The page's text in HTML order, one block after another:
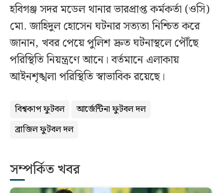
হবিগঞ্জ সদর মডেল থানার ভারপ্রাপ্ত কর্মকর্তা (ওসি)
মো. জাহিদুল হোসেন ঘটনার সত্যতা নিশ্চিত করে
জানান, খবর পেয়ে পুলিশ দ্রুত ঘটনাস্থলে পৌঁছে
পরিস্থিতি নিয়ন্ত্রণে আনে। বর্তমানে এলাকায়
আইনশৃঙ্খলা পরিস্থিতি স্বাভাবিক রয়েছে।
বিশ্বকাপ ফুটবল
আর্জেন্টিনা ফুটবল দল
ব্রাজিল ফুটবল দল
সম্পর্কিত খবর